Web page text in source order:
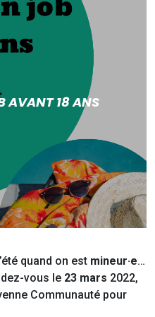
AVANT 18 ANS
quand on est mineur·e…
vous le 23 mars 2022,
Communauté pour